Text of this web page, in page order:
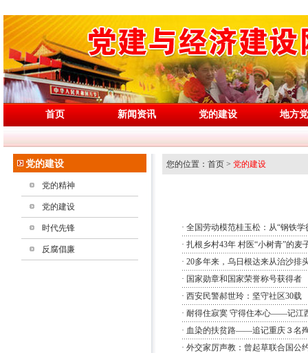
首页 新闻资讯 党的建设 地方
党的建设
党的精神
党的建设
时代先锋
反腐倡廉
您的位置：首页 > 党的建设
· 全国劳动模范桂玉松：从“钢铁学
· 扎根乡村43年 村医“小树青”的麦
· 20多年来，乌日根达来从治沙
· 国家勋章和国家荣誉称号获得者
· 西安民警郝世玲：坚守社区30
· 耐得住寂寞 守得住本心——记江
· 血染的扶贫路——追记重庆３名
· 外交家厉声教：曾起草联合国公